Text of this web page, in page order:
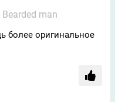
Bearded man
более оригинальное